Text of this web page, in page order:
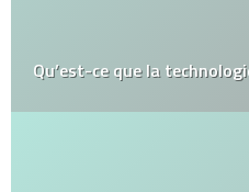
Qu’est-ce que la